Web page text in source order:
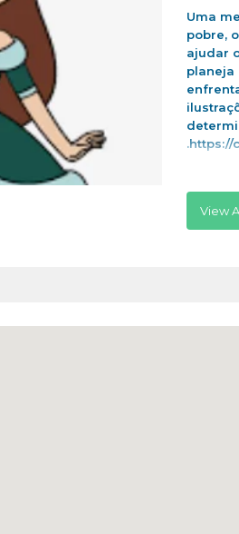
Uma
pobre,
ajudar
planeja
.https://
View